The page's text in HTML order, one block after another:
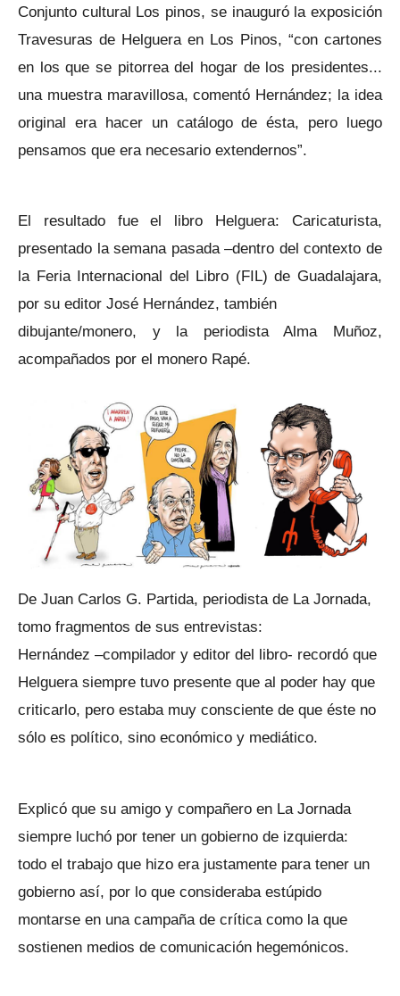
Conjunto cultural Los pinos, se inauguró la exposición
Travesuras de Helguera en Los Pinos, “con cartones
en los que se pitorrea del hogar de los presidentes...
una muestra maravillosa, comentó Hernández; la idea
original era hacer un catálogo de ésta, pero luego
pensamos que era necesario extendernos”.
El resultado fue el libro Helguera: Caricaturista,
presentado la semana pasada –dentro del contexto de
la Feria Internacional del Libro (FIL) de Guadalajara,
por su editor José Hernández, también
dibujante/monero, y la periodista Alma Muñoz,
acompañados por el monero Rapé.
De Juan Carlos G. Partida, periodista de La Jornada,
tomo fragmentos de sus entrevistas:
Hernández –compilador y editor del libro- recordó que
Helguera siempre tuvo presente que al poder hay que
criticarlo, pero estaba muy consciente de que éste no
sólo es político, sino económico y mediático.
Explicó que su amigo y compañero en La Jornada
siempre luchó por tener un gobierno de izquierda:
todo el trabajo que hizo era justamente para tener un
gobierno así, por lo que consideraba estúpido
montarse en una campaña de crítica como la que
sostienen medios de comunicación hegemónicos.